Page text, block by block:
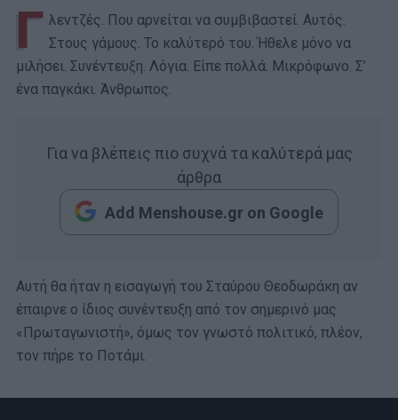
Γ λεντζές. Που αρνείται να συμβιβαστεί. Αυτός.
Στους γάμους. Το καλύτερό του. Ήθελε μόνο να
μιλήσει. Συνέντευξη. Λόγια. Είπε πολλά. Μικρόφωνο. Σ’
ένα παγκάκι. Άνθρωπος.
Για να βλέπεις πιο συχνά τα καλύτερά μας
άρθρα
Add Menshouse.gr on Google
Αυτή θα ήταν η εισαγωγή του Σταύρου Θεοδωράκη αν
έπαιρνε ο ίδιος συνέντευξη από τον σημερινό μας
«Πρωταγωνιστή», όμως τον γνωστό πολιτικό, πλέον,
τον πήρε το Ποτάμι.